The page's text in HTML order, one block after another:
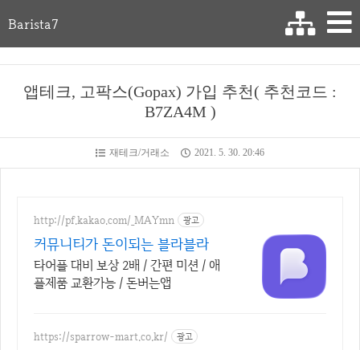
Barista7
앱테크, 고팍스(Gopax) 가입 추천( 추천코드 :
B7ZA4M )
재테크/거래소 2021. 5. 30. 20:46
http://pf.kakao.com/_MAYmn 광고
커뮤니티가 돈이되는 블라블라
타어플 대비 보상 2배 / 간편 미션 / 애
플제품 교환가능 / 돈버는앱
https://sparrow-mart.co.kr/ 광고